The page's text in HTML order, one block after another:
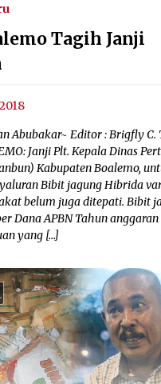
Tagih Janji
Abubakar~ Editor : Brigfly C.
Janji Plt. Kepala Dinas
Kabupaten Boalemo,
Bibit jagung Hibrida
belum juga ditepati. Bibit
Dana APBN Tahun anggaran
yang […]